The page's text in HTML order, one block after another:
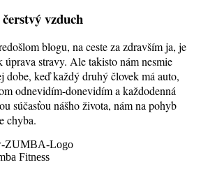
vzduch
blogu, na ceste za zdravším ja, je
stravy. Ale takisto nám nesmie
dobe, keď každý druhý človek má auto,
odnevidím-donevidím a každodenná
súčasťou nášho života, nám na pohyb
chyba.
Fitness